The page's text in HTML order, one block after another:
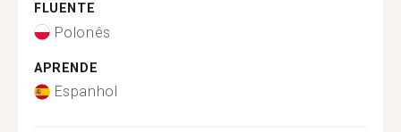
FLUENTE
Polonês
APRENDE
Espanhol